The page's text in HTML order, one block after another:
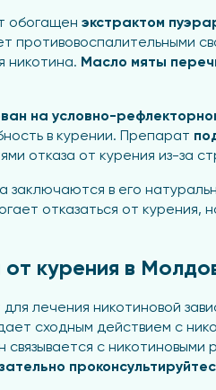
обогащен экстрактом
противовоспалительными
никотина. Масло мяты
на условно-
в курении. Препарат
отказа от курения из-за
заключаются в его
отказаться от
от курения в
лечения никотиновой
сходным действием с
с